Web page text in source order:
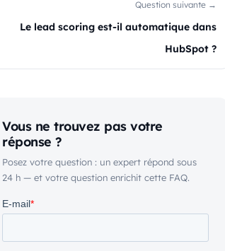
Question suivante →
Le lead scoring est-il automatique dans
HubSpot ?
Vous ne trouvez pas votre
réponse ?
Posez votre question : un expert répond sous
24 h — et votre question enrichit cette FAQ.